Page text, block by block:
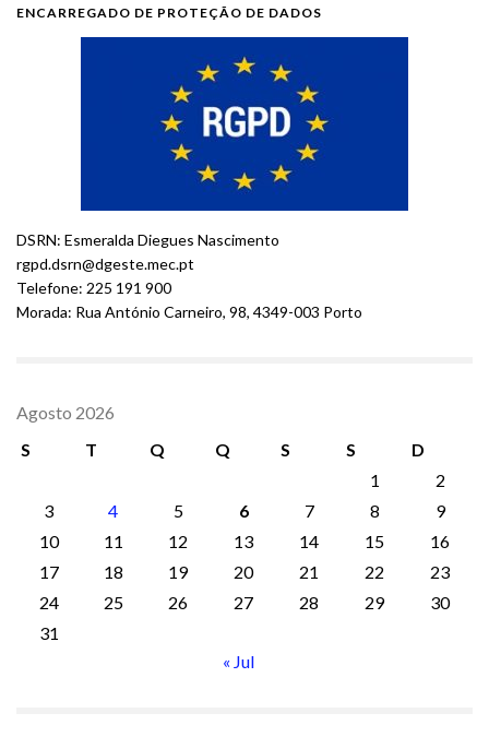
ENCARREGADO DE PROTEÇÃO DE DADOS
DSRN: Esmeralda Diegues Nascimento
rgpd.dsrn@dgeste.mec.pt
Telefone: 225 191 900
Morada: Rua António Carneiro, 98, 4349-003 Porto
Agosto 2026
S
T Q Q S S
D
1
2
3
4 5 6 7 8
9
10
11 12 13 14 15
16
17
18 19 20 21 22
23
24
25 26 27 28 29
30
31
« Jul